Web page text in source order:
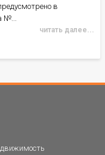
в
№...
читать далее...